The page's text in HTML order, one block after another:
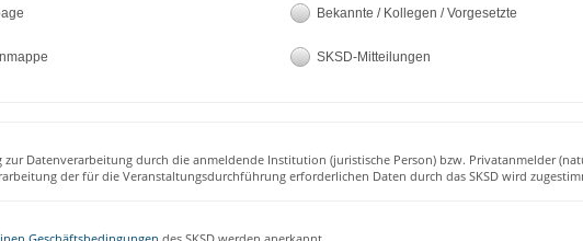
Bekannte / Kollegen / Vorgesetzte
SKSD-Mitteilungen
zur Datenverarbeitung durch die anmeldende Institution (juristische Person) bzw. Privatanmelder
der für die Veranstaltungsdurchführung erforderlichen Daten durch das SKSD wird